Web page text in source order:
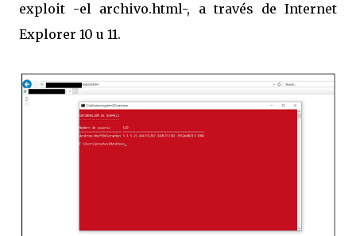
exploit -el archivo.html-, a través de Internet
Explorer 10 u 11.